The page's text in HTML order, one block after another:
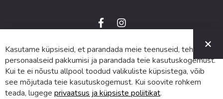
f
a
e
b
o
o
k
i
n
t
a
g
r
a
m
© 2024 SUVA. Kõik õigused kaitstud.
Kasutame küpsiseid, et parandada meie teenuseid, teha
personaalseid pakkumisi ja parandada teie kasutuskogemust.
Kui te ei nõustu allpool toodud valikuliste küpsistega, võib
see mõjutada teie kasutuskogemust. Kui soovite rohkem
teada, lugege privaatsus ja küpsiste poliitikat.